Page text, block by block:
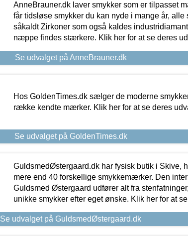
AnneBrauner.dk laver smykker som er tilpasset
får tidsløse smykker du kan nyde i mange år, alle
såkaldt Zirkoner som også kaldes
næppe findes stærkere. Klik her for at se deres
Se udvalget på AnneBrauner.dk
Hos GoldenTimes.dk sælger de moderne
række kendte mærker. Klik her for at se deres
Se udvalget på GoldenTimes.dk
GuldsmedØstergaard.dk har fysisk butik i Skive,
mere end 40 forskellige smykkemærker. Den
Guldsmed Østergaard udfører alt fra
unikke smykker efter eget ønske. Klik her for at
Se udvalget på GuldsmedØstergaard.dk